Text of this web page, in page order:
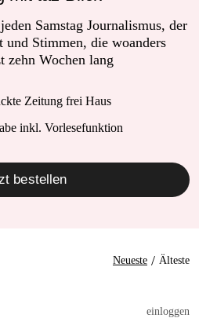
Samstag Journalismus, der
und Stimmen, die woanders
zehn Wochen lang
Zeitung frei Haus
inkl. Vorlesefunktion
bestellen
Neueste / Älteste
einloggen